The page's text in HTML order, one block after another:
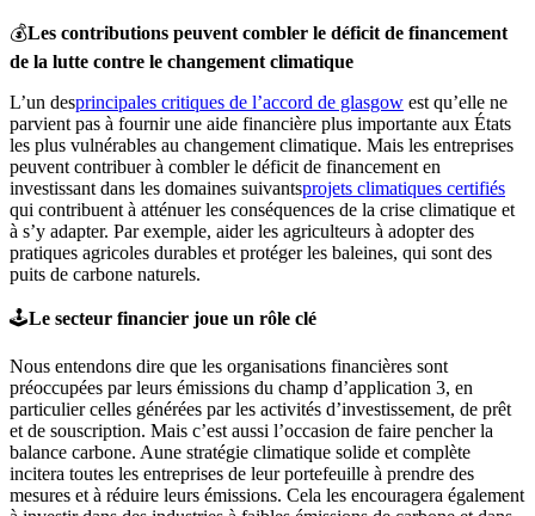
💰Les contributions peuvent combler le déficit de financement
de la lutte contre le changement climatique
L’un desprincipales critiques de l’accord de glasgow est qu’elle ne
parvient pas à fournir une aide financière plus importante aux États
les plus vulnérables au changement climatique. Mais les entreprises
peuvent contribuer à combler le déficit de financement en
investissant dans les domaines suivantsprojets climatiques certifiés
qui contribuent à atténuer les conséquences de la crise climatique et
à s’y adapter. Par exemple, aider les agriculteurs à adopter des
pratiques agricoles durables et protéger les baleines, qui sont des
puits de carbone naturels.
🕹️Le secteur financier joue un rôle clé
Nous entendons dire que les organisations financières sont
préoccupées par leurs émissions du champ d’application 3, en
particulier celles générées par les activités d’investissement, de prêt
et de souscription. Mais c’est aussi l’occasion de faire pencher la
balance carbone. Aune stratégie climatique solide et complète
incitera toutes les entreprises de leur portefeuille à prendre des
mesures et à réduire leurs émissions. Cela les encouragera également